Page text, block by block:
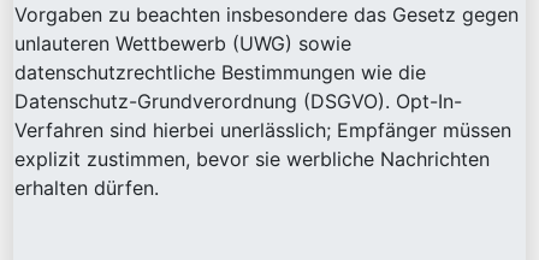
Vorgaben zu beachten insbesondere das Gesetz gegen
unlauteren Wettbewerb (UWG) sowie
datenschutzrechtliche Bestimmungen wie die
Datenschutz-Grundverordnung (DSGVO). Opt-In-
Verfahren sind hierbei unerlässlich; Empfänger müssen
explizit zustimmen, bevor sie werbliche Nachrichten
erhalten dürfen.